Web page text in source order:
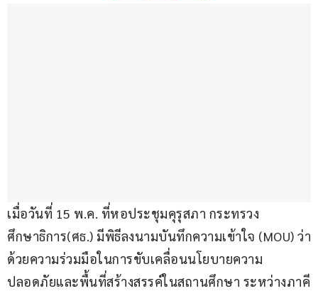
เมื่อวันที่ 15 พ.ค. ที่หอประชุมคุรุสภา กระทรวง
ศึกษาธิการ(ศธ.) มีพิธีลงนามบันทึกความเข้าใจ (MOU) ว่า
ด้วยความร่วมมือในการขับเคลื่อนนโยบายความ
ปลอดภัยและพื้นที่สร้างสรรค์ในสถานศึกษา ระหว่างภาคี